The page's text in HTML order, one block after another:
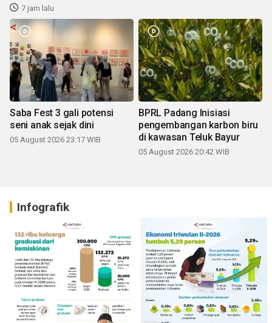
7 jam lalu
Saba Fest 3 gali potensi
seni anak sejak dini
05 August 2026 23:17 WIB
BPRL Padang Inisiasi
pengembangan karbon biru
di kawasan Teluk Bayur
05 August 2026 20:42 WIB
Infografik